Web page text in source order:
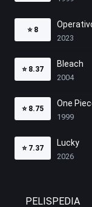
⭐ 8
2023
⭐ 8.37
Bleach
2004
⭐ 8.75
One
1999
⭐ 7.37
Lucky
2026
PELISPEDIA